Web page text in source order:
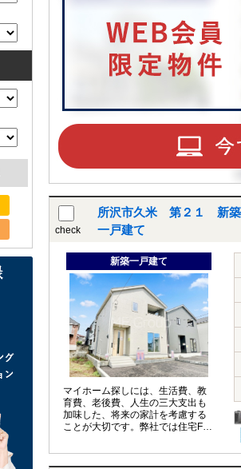
check
所沢市久米 第２１ 新築
一戸建て
新築一戸建て
マイホーム探しには、生活費、教
育費、老後費、人生の三大支出も
加味した、将来の家計を考慮する
ことが大切です。弊社では住宅FP